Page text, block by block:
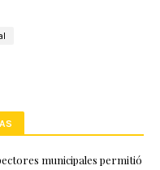
municipales permitió